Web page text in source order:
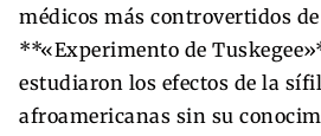
médicos más controvertidos
**«Experimento de
estudiaron los efectos de la
afroamericanas sin su